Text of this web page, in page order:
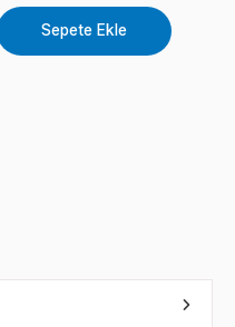
10.000,00 ₺.
Sepete Ekle